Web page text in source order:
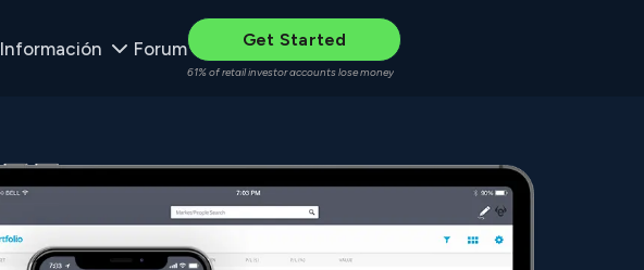
Información Forum Get Started
61% of retail investor accounts lose money